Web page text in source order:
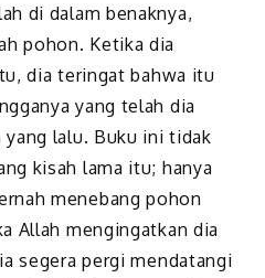
di dalam benaknya,
pohon. Ketika dia
dia teringat bahwa itu
yang telah dia
lalu. Buku ini tidak
kisah lama itu; hanya
menebang pohon
Allah mengingatkan dia
segera pergi mendatangi